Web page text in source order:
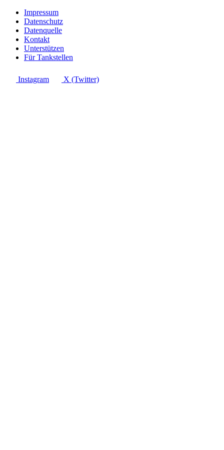
Impressum
Datenschutz
Datenquelle
Kontakt
Unterstützen
Für Tankstellen
Instagram X (Twitter)